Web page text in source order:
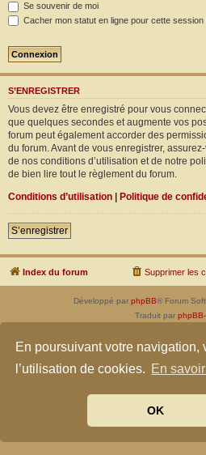
En poursuivant votre navigation,
l’utilisation de cookies. En
OK
Se souvenir de moi
Cacher mon statut en ligne pour cette session
S’ENREGISTRER
Vous devez être enregistré pour vous
que quelques secondes et augmente vos
forum peut également accorder des
du forum. Avant de vous enregistrer,
de nos conditions d’utilisation et de notre
de bien lire tout le règlement du forum.
Conditions d’utilisation | Politique de
S’enregistrer
Index du forum Supprimer les
Développé par phpBB® Forum
Traduit par